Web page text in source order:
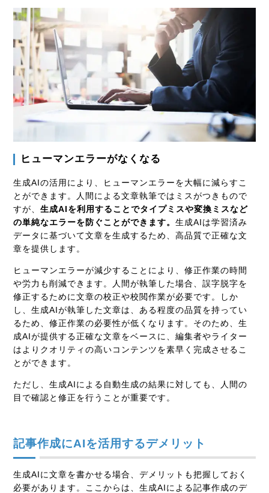
ヒューマンエラーがなくなる
生成AIの活用により、ヒューマンエラーを大幅に減らすこ
とができます。人間による文章執筆ではミスがつきもので
すが、生成AIを利用することでタイプミスや変換ミスなど
の単純なエラーを防ぐことができます。生成AIは学習済み
データに基づいて文章を生成するため、高品質で正確な文
章を提供します。
ヒューマンエラーが減少することにより、修正作業の時間
や労力も削減できます。人間が執筆した場合、誤字脱字を
修正するために文章の校正や校閲作業が必要です。しか
し、生成AIが執筆した文章は、ある程度の品質を持ってい
るため、修正作業の必要性が低くなります。そのため、生
成AIが提供する正確な文章をベースに、編集者やライター
はよりクオリティの高いコンテンツを素早く完成させるこ
とができます。
ただし、生成AIによる自動生成の結果に対しても、人間の
目で確認と修正を行うことが重要です。
記事作成にAIを活用するデメリット
生成AIに文章を書かせる場合、デメリットも把握しておく
必要があります。ここからは、生成AIによる記事作成のデ